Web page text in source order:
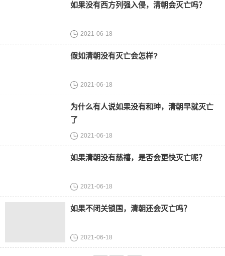
如果没有西方列强入侵，清朝会灭亡吗？
2021-06-18
假如清朝没有灭亡会怎样?
2021-06-18
为什么有人说如果没有和珅，清朝早就灭亡
了
2021-06-18
如果清朝没有慈禧，是否会更快灭亡呢？
2021-06-18
如果不闭关锁国，清朝还会灭亡吗？
2021-06-18